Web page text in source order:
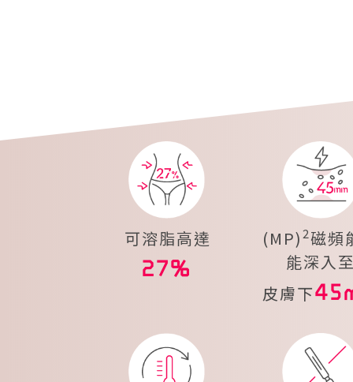
可溶脂高達
27%
(MP)2磁頻
能深入
皮膚下